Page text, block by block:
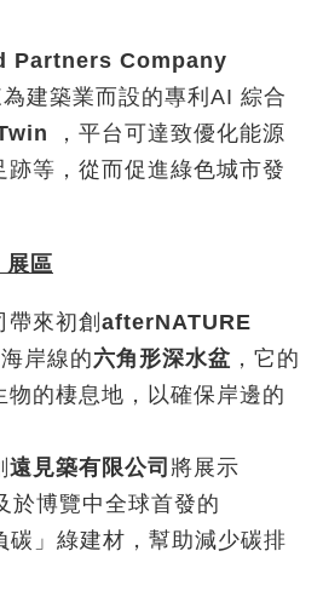
Partners Company
建築業而設的專利AI 綜合
，平台可達致優化能源
跡等，從而促進綠色城市發
展區
來初創 afterNATURE
岸線的六角形深水盆 ，它的
物的棲息地，以確保岸邊的
遠見築有限公司 將展示
於博覽中全球首發的
碳」綠建材，幫助減少碳排